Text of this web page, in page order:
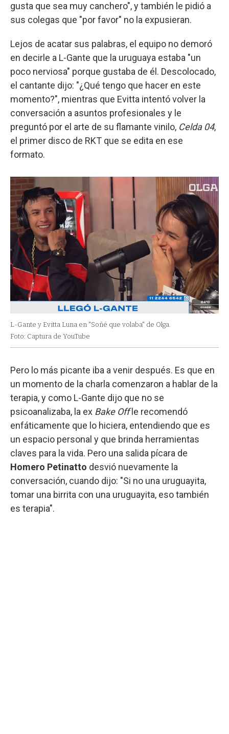
gusta que sea muy canchero", y también le pidió a
sus colegas que "por favor" no la expusieran.
Lejos de acatar sus palabras, el equipo no demoró
en decirle a L-Gante que la uruguaya estaba "un
poco nerviosa" porque gustaba de él. Descolocado,
el cantante dijo: "¿Qué tengo que hacer en este
momento?", mientras que Evitta intentó volver la
conversación a asuntos profesionales y le
preguntó por el arte de su flamante vinilo, Celda 04,
el primer disco de RKT que se edita en ese
formato.
L-Gante y Evitta Luna en "Soñé que volaba" de Olga.
Foto: Captura de YouTube
Pero lo más picante iba a venir después. Es que en
un momento de la charla comenzaron a hablar de la
terapia, y como L-Gante dijo que no se
psicoanalizaba, la ex Bake Offle recomendó
enfáticamente que lo hiciera, entendiendo que es
un espacio personal y que brinda herramientas
claves para la vida. Pero una salida pícara de
Homero Petinatto desvió nuevamente la
conversación, cuando dijo: "Si no una uruguayita,
tomar una birrita con una uruguayita, eso también
es terapia".